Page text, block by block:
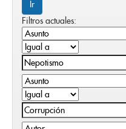
Filtros actuales: